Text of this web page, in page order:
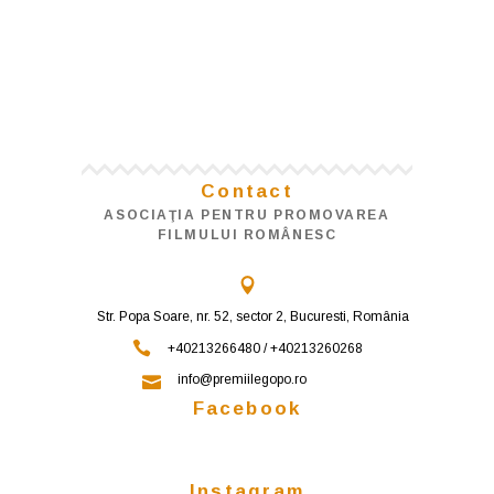
Contact
ASOCIAŢIA PENTRU PROMOVAREA
FILMULUI ROMÂNESC
Str. Popa Soare, nr. 52, sector 2, Bucuresti, România
+40213266480 / +40213260268
info@premiilegopo.ro
Facebook